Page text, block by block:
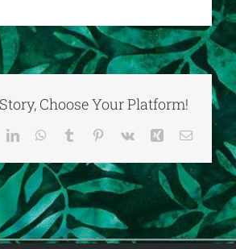
Choose Your Platform!
LinkedInWhatsApp
Tumblr Pinterest
Vk Xing E-